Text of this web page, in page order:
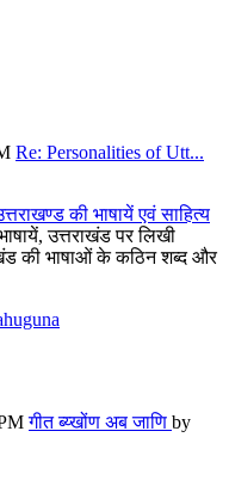
Re: Personalities of Utt...
की भाषायें एवं साहित्य
उत्तराखंड पर लिखी
की भाषाओं के कठिन शब्द और
गीत ब्य्खोंण अब जाणि by